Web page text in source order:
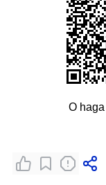
O haga